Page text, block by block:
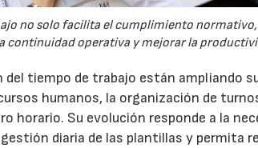
no solo facilita el cumplimiento
continuidad operativa y mejorar la
tiempo de trabajo están ampliando
humanos, la organización de
horario. Su evolución responde a la
diaria de las plantillas y permita